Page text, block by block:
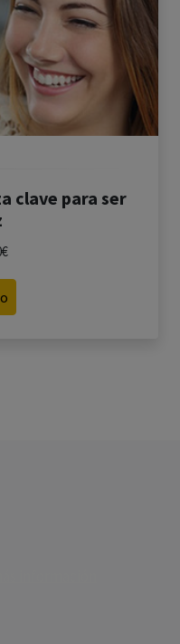
clave para ser